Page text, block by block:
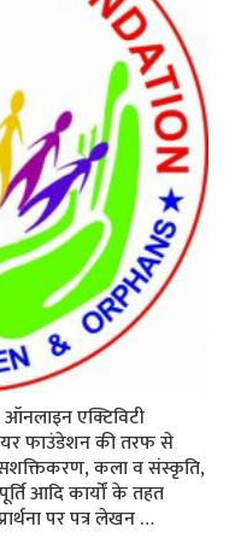
एक्टिविटी
फाउंडेशन की तरफ से
सशक्तिकरण, कला व संस्कृति,
आदि कार्यों के तहत
पर पत्र लेखन …